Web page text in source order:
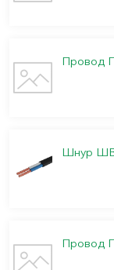
Провод
Шнур
Провод